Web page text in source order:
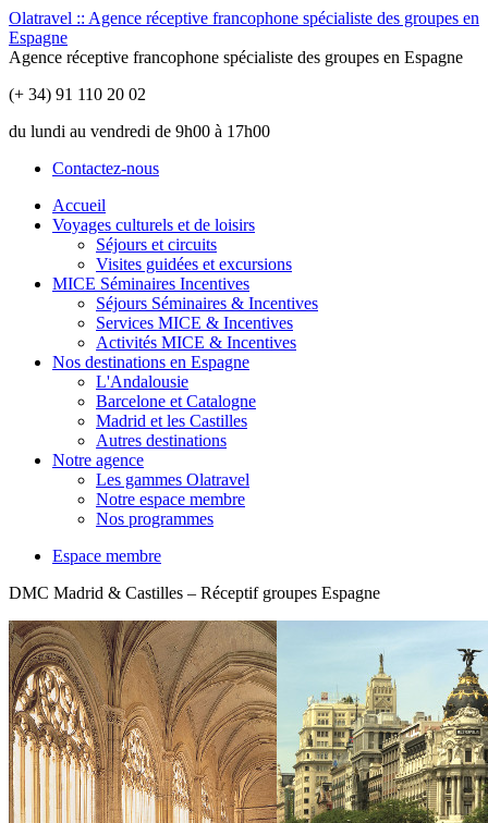
Olatravel :: Agence réceptive francophone spécialiste des groupes en
Espagne
Agence réceptive francophone spécialiste des groupes en Espagne
(+ 34) 91 110 20 02
du lundi au vendredi de 9h00 à 17h00
Contactez-nous
Accueil
Voyages culturels et de loisirs
Séjours et circuits
Visites guidées et excursions
MICE Séminaires Incentives
Séjours Séminaires & Incentives
Services MICE & Incentives
Activités MICE & Incentives
Nos destinations en Espagne
L'Andalousie
Barcelone et Catalogne
Madrid et les Castilles
Autres destinations
Notre agence
Les gammes Olatravel
Notre espace membre
Nos programmes
Espace membre
DMC Madrid & Castilles – Réceptif groupes Espagne